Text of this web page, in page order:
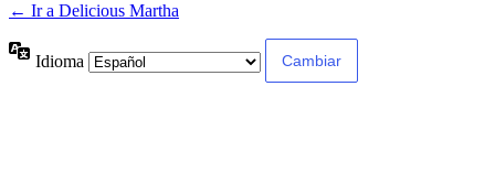
← Ir a Delicious Martha
Idioma